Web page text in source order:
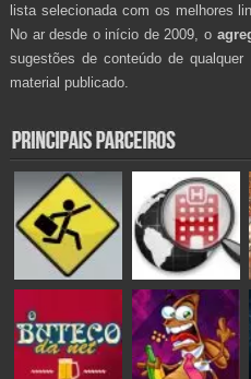
lista selecionada com os melhores
No ar desde o início de 2009, o
sugestões de conteúdo de qualquer
material publicado.